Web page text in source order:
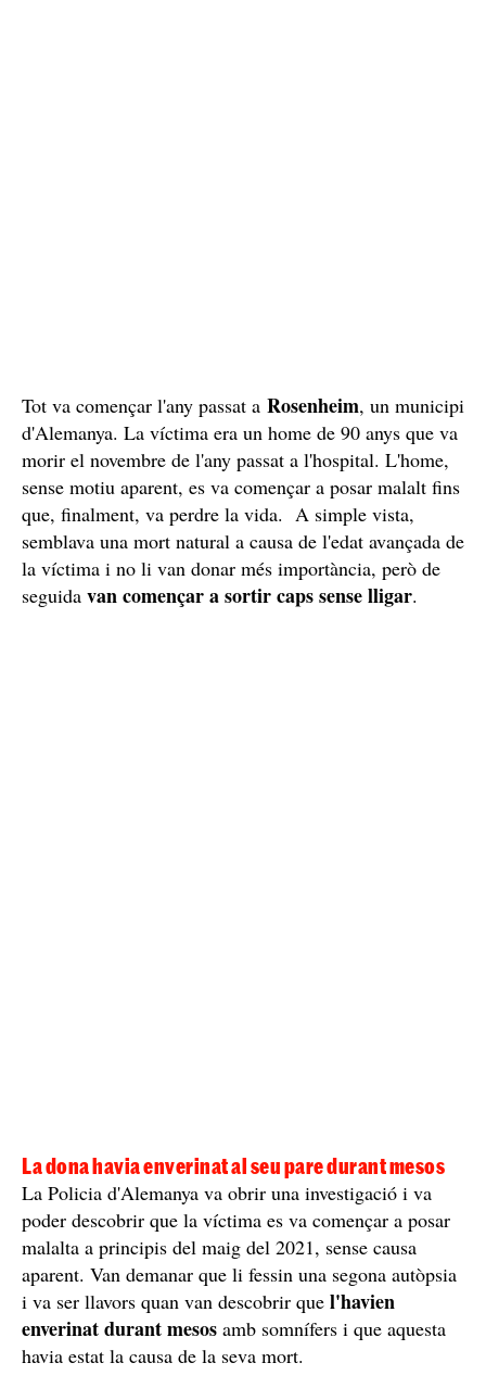
Tot va començar l'any passat a Rosenheim, un municipi
d'Alemanya. La víctima era un home de 90 anys que va
morir el novembre de l'any passat a l'hospital. L'home,
sense motiu aparent, es va començar a posar malalt fins
que, finalment, va perdre la vida. A simple vista,
semblava una mort natural a causa de l'edat avançada de
la víctima i no li van donar més importància, però de
seguida van començar a sortir caps sense lligar.